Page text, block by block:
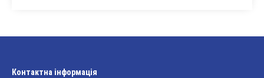
Контактна інформація